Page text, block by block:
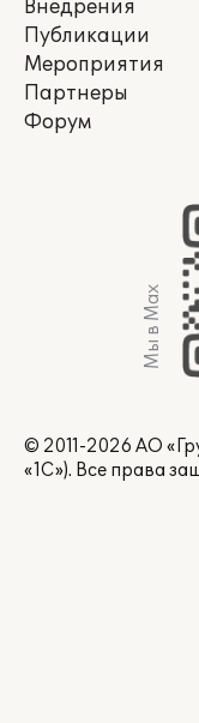
Внедрения
Публикации
Мероприятия
Партнеры
Форум
Мы в Max
© 2011-2026 АО
«1С»). Все права